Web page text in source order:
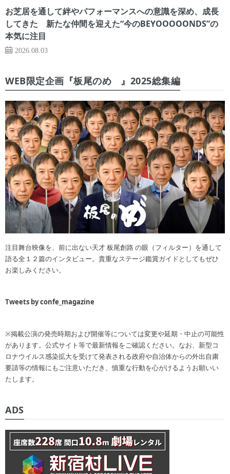
お芝居を通して絆やパフォーマンスへの意識を深め、成長
してきた 新たな仲間を迎えた“今のBEYOOOOONDS”の
本気に注目
2026.08.03
WEB限定企画『板尾のめ゙』2025総集編
注目舞台映像を、前に出ない天才 板尾創路 の眼（フィルター）を通して
語る全１２篇のインタビュー。貴重なステージ鑑賞ガイドとしてもぜひ
お楽しみください。
Tweets by confe_magazine
※掲載公演の発売時期および開催等については変更や延期・中止の可能性
があります。公式サイト等で最新情報をご確認ください。なお、新型コ
ロナウイルス感染拡大を受けて発表される政府や自治体からの外出自粛
要請等の情報にもご注意いただき、慎重な行動を心がけるようお願いい
たします。
ADS